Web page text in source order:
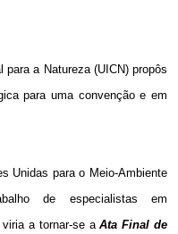
para a Natureza (UICN) propôs
para uma convenção e em
Unidas para o Meio-Ambiente
de especialistas em
viria a tornar-se aAta Final de